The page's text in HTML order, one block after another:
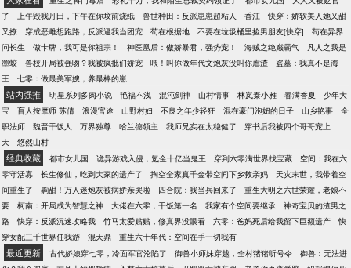
了
上午毁我丹田，下午在你坟前烧纸 兽世种田：反派崽崽超粘人 香江
快穿：娇软美人她又甜
又撩
穿成恶雌想跑路，反派逼我当团宠 苟在根据地 不要在垃圾桶里捡男朋友[快穿]
苟在异界
问长生
做卡牌，我可是你祖宗！ 神医凰后：傲娇暴君，强势宠！ 海贼之绝巅霸气
凡人之我是
墨蛟
兽校开局被强吻？我被疯批们娇宠 喂！叫你做年代文炮灰没叫你虐渣
盗墓：我真不是海
王
七零：做最美军嫂，养最棒的崽
站内强推 明星系列多肉小说 艳福不浅 混沌剑神 山村情事 林岚秦小雅 春满香夏
少年大
宝
盲人按摩师 苏倩 浪漫官途 山野村妇 不良之年少轻狂 混在豪门泡妞的日子 山乡艳事
全
职法师
魏晋干饭人 万界独尊 哈兰德领主 我师兄实在太稳健了
穿书后我被四个哥哥宠上
天
悠然山村
经典收藏 都市女儿国 诡异游戏入侵，氪金十亿当鬼王 穿到六零满世界找宝藏
空间：我在六
零守活寡
长生修仙，吃到大家的遗产了 掏空全家真千金带空间下乡救亲妈
天灾末世，我带着空
间重生了
齁甜！万人迷炮灰被病娇亲哭啦 四合院：我当兵回来了
重生大明之六世荣耀，老娘不
要
柯南：开局成为智慧之神 大佬在六零，干饭第一名 我家有个空间要继承
神奇宝贝的渣男之
路
快穿：反派沉迷攻略我 竹马太爱贴贴，修真界没眼看 六零：爸妈死后给我留下巨额遗产
快
穿女配三千世界任我游
混天鼎 重生六十年代：空间在手一切我有
最近更新 古代娇娘穿七零，冷面军官沦陷了 御兽小师妹穿越，全村猪猪听号令
御兽：无法进